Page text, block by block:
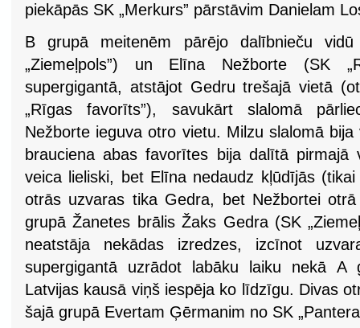
piekāpās SK „Merkurs” pārstāvim Danielam
B grupā meitenēm pārējo dalībnieču
„Ziemeļpols”) un Elīna Nežborte (SK
supergigantā, atstājot Gedru trešajā vietā
„Rīgas favorīts”), savukārt slalomā
Nežborte ieguva otro vietu. Milzu slalomā
brauciena abas favorītes bija dalītā pirmajā
veica lieliski, bet Elīna nedaudz kļūdījās
otrās uzvaras tika Gedra, bet Nežbortei
grupā Žanetes brālis Žaks Gedra (SK
neatstāja nekādas izredzes, izcīnot
supergigantā uzrādot labāku laiku nekā A
Latvijas kausā viņš iespēja ko līdzīgu. Divas
šajā grupā Evertam Ģērmanim no SK